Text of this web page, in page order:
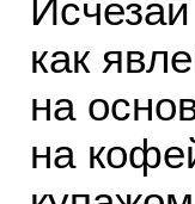
Исчезай
как
на
на